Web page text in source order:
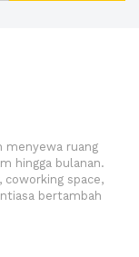
menyewa ruang
hingga bulanan.
coworking space,
bertambah